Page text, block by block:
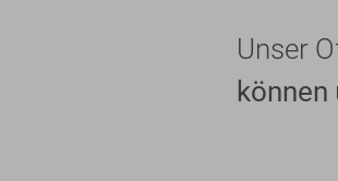
Unser
können